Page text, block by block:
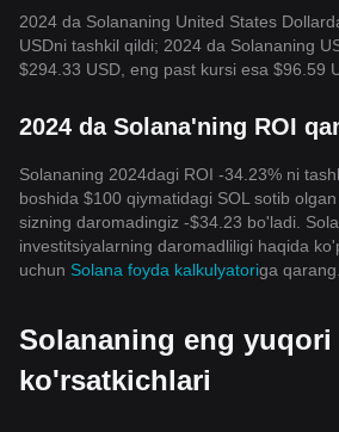
2024 da Solananing United States
USDni tashkil qildi; 2024 da Solananing
$294.33 USD, eng past kursi esa $96.59
2024 da Solana'ning ROI
Solananing 2024dagi ROI -34.23% ni
boshida $100 qiymatidagi SOL sotib
sizning daromadingiz -$34.23 bo'ladi.
investitsiyalarning daromadliligi haqida
uchun Solana foyda kalkulyatoriga qarang.
Solananing eng yuqori
ko'rsatkichlari